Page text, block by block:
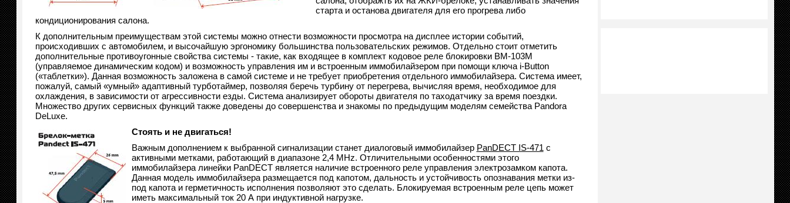
старта и останова двигателя для его прогрева либо
кондиционирования салона.
К дополнительным преимуществам этой системы можно отнести возможности просмотра на дисплее истории событий,
происходивших с автомобилем, и высочайшую эргономику большинства пользовательских режимов. Отдельно стоит отметить
дополнительные противоугонные свойства системы - такие, как входящее в комплект кодовое реле блокировки BM-103M
(управляемое динамическим кодом) и возможность управления им и встроенным иммобилайзером при помощи ключа i-Button
(«таблетки»). Данная возможность заложена в самой системе и не требует приобретения отдельного иммобилайзера. Система имеет,
пожалуй, самый «умный» адаптивный турботаймер, позволяя беречь турбину от перегрева, вычисляя время, необходимое для
охлаждения, в зависимости от агрессивности езды. Система анализирует обороты двигателя по таходатчику за время поездки.
Множество других сервисных функций также доведены до совершенства и знакомы по предыдущим моделям семейства Pandora
DeLuxe.
Стоять и не двигаться!
Важным дополнением к выбранной сигнализации станет диалоговый иммобилайзер PanDECT IS-471 с
активными метками, работающий в диапазоне 2,4 MHz. Отличительными особенностями этого
иммобилайзера линейки PanDECT является наличие встроенного реле управления электрозамком капота.
Данная модель иммобилайзера размещается под капотом, дальность и устойчивость опознавания метки из-
под капота и герметичность исполнения позволяют это сделать. Блокируемая встроенным реле цепь может
иметь максимальный ток 20 А при индуктивной нагрузке.